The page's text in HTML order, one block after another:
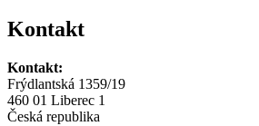
Kontakt
Kontakt:
Frýdlantská 1359/19
460 01 Liberec 1
Česká republika